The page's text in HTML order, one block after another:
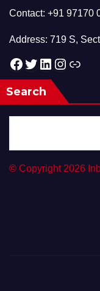
Contact: +91 97170
Address: 719 S,
Facebook Twitter LinkedIn Instagram Link
Search
© Copyright 2026